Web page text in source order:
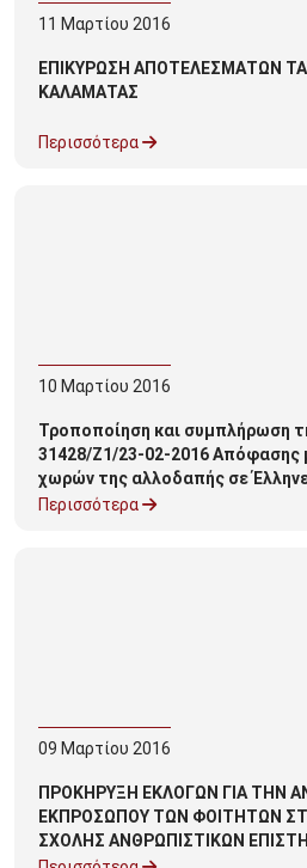
11 Μαρτίου 2016
ΕΠΙΚΥΡΩΣΗ ΑΠΟΤΕΛΕΣΜΑΤΩΝ
ΚΑΛΑΜΑΤΑΣ
Περισσότερα
10 Μαρτίου 2016
Τροποποίηση και συμπλήρωση
31428/Ζ1/23-02-2016 Απόφασης
χωρών της αλλοδαπής σε
πλαίσιο διμερών μορφωτικών
Περισσότερα
09 Μαρτίου 2016
ΠΡΟΚΗΡΥΞΗ ΕΚΛΟΓΩΝ ΓΙΑ ΤΗΝ
ΕΚΠΡΟΣΩΠΟΥ ΤΩΝ ΦΟΙΤΗΤΩΝ
ΣΧΟΛΗΣ ΑΝΘΡΩΠΙΣΤΙΚΩΝ